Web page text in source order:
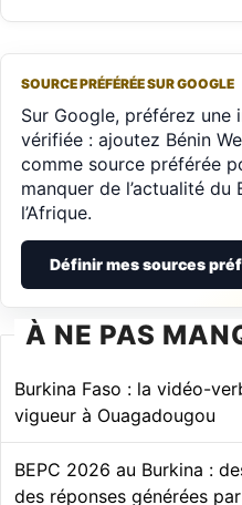
SOURCE PRÉFÉRÉE SUR GOOGLE
Sur Google, préférez une
vérifiée : ajoutez Bénin
comme source préférée
manquer de l’actualité du
l’Afrique.
Définir mes sources
À NE PAS
Burkina Faso : la vidéo-
vigueur à Ouagadougou
BEPC 2026 au Burkina :
des réponses générées